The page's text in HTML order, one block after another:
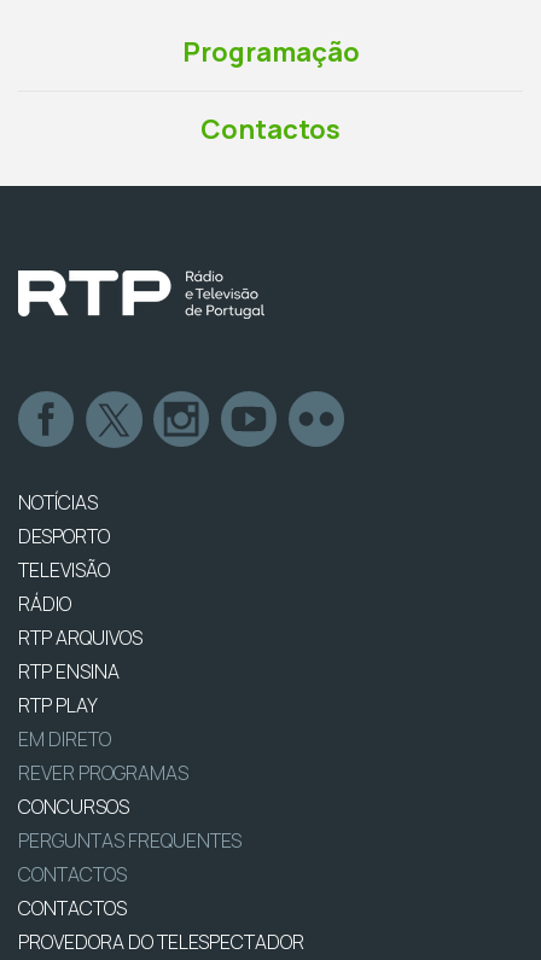
Programação
Contactos
NOTÍCIAS
DESPORTO
TELEVISÃO
RÁDIO
RTP ARQUIVOS
RTP ENSINA
RTP PLAY
EM DIRETO
REVER PROGRAMAS
CONCURSOS
PERGUNTAS FREQUENTES
CONTACTOS
CONTACTOS
PROVEDORA DO TELESPECTADOR